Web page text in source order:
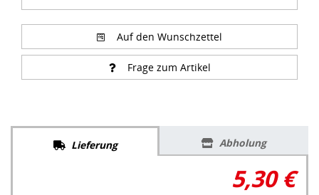
Auf den Wunschzettel
Frage zum Artikel
Lieferung Abholung
5,30 €